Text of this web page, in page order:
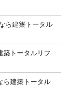
ら建築トータル
築トータルリフ
ら建築トータル